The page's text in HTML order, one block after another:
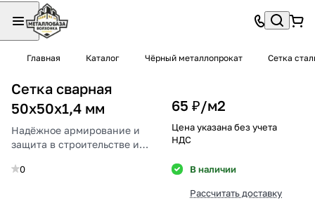
Главная Каталог Чёрный металлопрокат Сетка
Сетка сварная
50х50х1,4 мм
Надёжное армирование и
защита в строительстве и
0
65 ₽/м2
Цена указана без учета
НДС
В наличии
Рассчитать доставку